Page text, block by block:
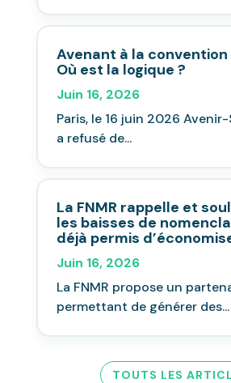
Avenant à la
Où est la logique ?
Juin 16, 2026
Paris, le 16 juin 2026
a refusé de...
La FNMR rappelle et
les baisses de
déjà permis
Juin 16, 2026
La FNMR propose un
permettant de générer des...
TOUTS LES